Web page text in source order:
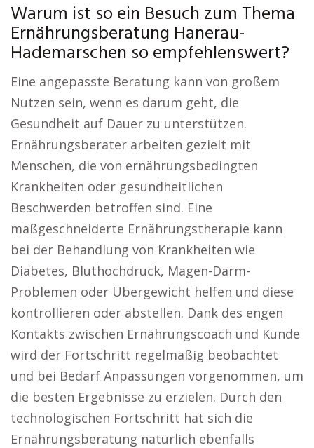
Warum ist so ein Besuch zum Thema
Ernährungsberatung Hanerau-
Hademarschen so empfehlenswert?
Eine angepasste Beratung kann von großem
Nutzen sein, wenn es darum geht, die
Gesundheit auf Dauer zu unterstützen.
Ernährungsberater arbeiten gezielt mit
Menschen, die von ernährungsbedingten
Krankheiten oder gesundheitlichen
Beschwerden betroffen sind. Eine
maßgeschneiderte Ernährungstherapie kann
bei der Behandlung von Krankheiten wie
Diabetes, Bluthochdruck, Magen-Darm-
Problemen oder Übergewicht helfen und diese
kontrollieren oder abstellen. Dank des engen
Kontakts zwischen Ernährungscoach und Kunde
wird der Fortschritt regelmäßig beobachtet
und bei Bedarf Anpassungen vorgenommen, um
die besten Ergebnisse zu erzielen. Durch den
technologischen Fortschritt hat sich die
Ernährungsberatung natürlich ebenfalls